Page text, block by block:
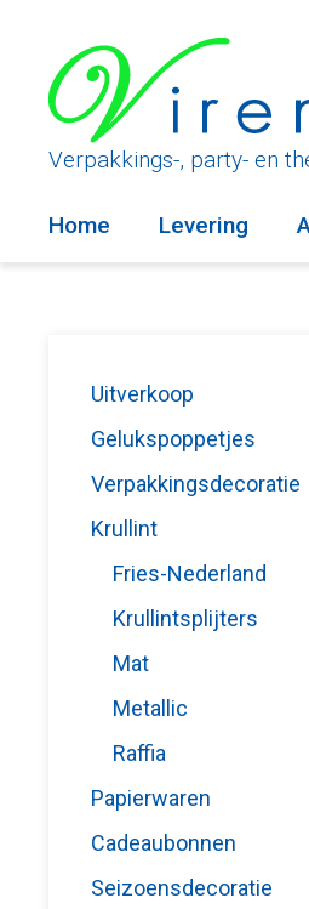
inhoudVerpakkings-, party- en
Home Levering
Uitverkoop
Gelukspoppetjes
Verpakkingsdecoratie
Krullint
Fries-Nederland
Krullintsplijters
Mat
Metallic
Raffia
Papierwaren
Cadeaubonnen
Seizoensdecoratie